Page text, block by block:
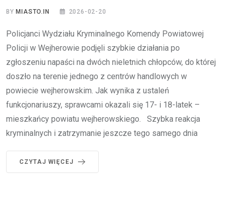
BYMIASTO.IN 2026-02-20
Policjanci Wydziału Kryminalnego Komendy Powiatowej
Policji w Wejherowie podjęli szybkie działania po
zgłoszeniu napaści na dwóch nieletnich chłopców, do której
doszło na terenie jednego z centrów handlowych w
powiecie wejherowskim. Jak wynika z ustaleń
funkcjonariuszy, sprawcami okazali się 17- i 18-latek –
mieszkańcy powiatu wejherowskiego. Szybka reakcja
kryminalnych i zatrzymanie jeszcze tego samego dnia
CZYTAJ WIĘCEJ